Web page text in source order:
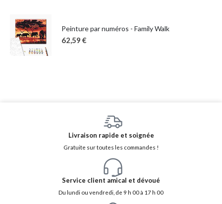
Peinture par numéros - Family Walk
62,59 €
Livraison rapide et soignée
Gratuite sur toutes les commandes !
Service client amical et dévoué
Du lundi ou vendredi, de 9 h 00 à 17 h 00